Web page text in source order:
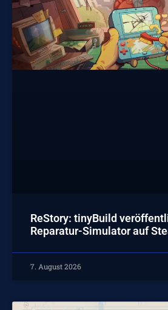
ReStory: tinyBuild
Reparatur-Simulator auf
7. August 2026